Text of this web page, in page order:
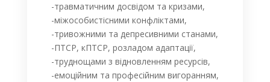
-травматичним досвідом та кризами,
-міжособистісними конфліктами,
-тривожними та депресивними станами,
-ПТСР, кПТСР, розладом адаптації,
-труднощами з відновленням ресурсів,
-емоційним та професійним вигоранням,